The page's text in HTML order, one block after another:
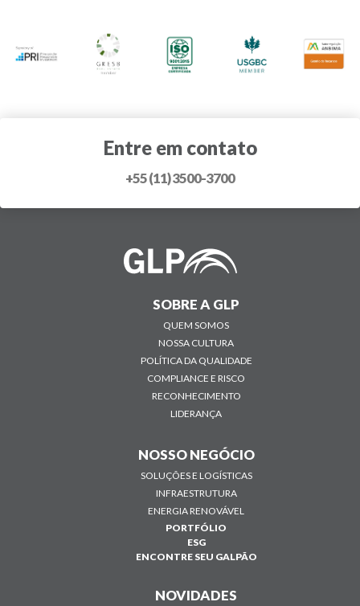
Entre em contato
+55 (11) 3500-3700
SOBRE A GLP
QUEM SOMOS
NOSSA CULTURA
POLÍTICA DA QUALIDADE
COMPLIANCE E RISCO
RECONHECIMENTO
LIDERANÇA
NOSSO NEGÓCIO
SOLUÇÕES E LOGÍSTICAS
INFRAESTRUTURA
ENERGIA RENOVÁVEL
PORTFÓLIO
ESG
ENCONTRE SEU GALPÃO
NOVIDADES